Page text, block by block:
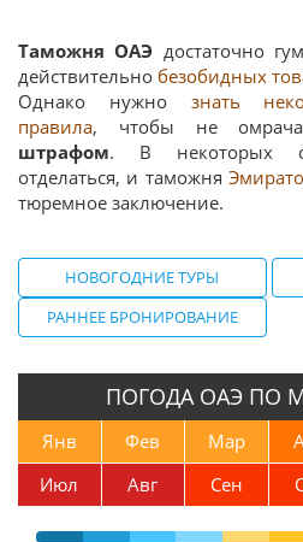
Таможня ОАЭ достаточно
действительнобезобидных
Однако нужно знать
правила, чтобы не
штрафом. В некоторых
отделаться, и таможня
тюремное заключение.
НОВОГОДНИЕ ТУРЫ
РАННЕЕ БРОНИРОВАНИЕ
ПОГОДА ОАЭ ПО
Янв Фев Мар
Июл
Авг Сен